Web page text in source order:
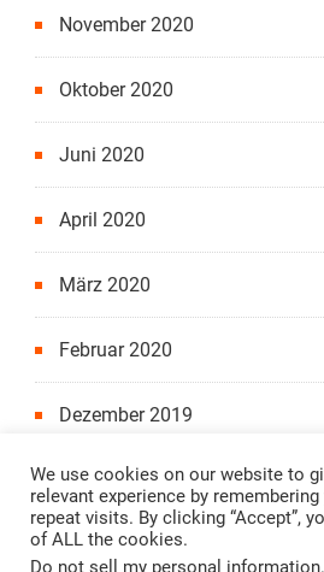
November 2020
Oktober 2020
Juni 2020
April 2020
März 2020
Februar 2020
Dezember 2019
Copyright 2022, "Alle Jahre
We use cookies on our website to
relevant experience by
repeat visits. By clicking “Accept”,
of ALL the cookies.
Do not sell my personal information.